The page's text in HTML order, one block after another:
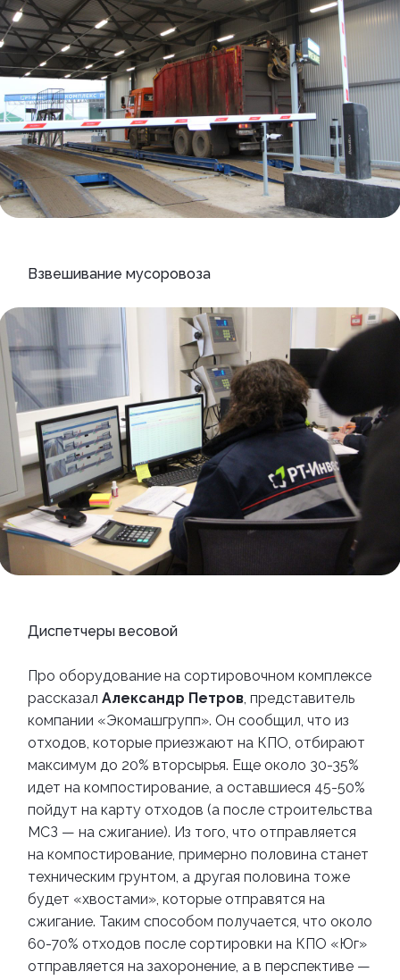
Взвешивание мусоровоза
Диспетчеры весовой
Про оборудование на сортировочном комплексе
рассказал Александр Петров, представитель
компании «Экомашгрупп». Он сообщил, что из
отходов, которые приезжают на КПО, отбирают
максимум до 20% вторсырья. Еще около 30-35%
идет на компостирование, а оставшиеся 45-50%
пойдут на карту отходов (а после строительства
МСЗ — на сжигание). Из того, что отправляется
на компостирование, примерно половина станет
техническим грунтом, а другая половина тоже
будет «хвостами», которые отправятся на
сжигание. Таким способом получается, что около
60-70% отходов после сортировки на КПО « Юг»
отправляется на захоронение, а в перспективе —